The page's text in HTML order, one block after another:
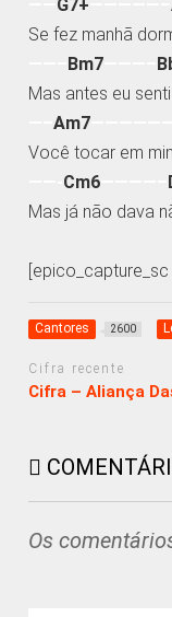
G7+ —————–
Se fez manhã
Bm7
Mas antes eu
—–Am7
Você tocar em
Cm6
Mas já não dava
[epico_capture_sc
Cantores 2600
Cifra recente
Cifra – Aliança
Os